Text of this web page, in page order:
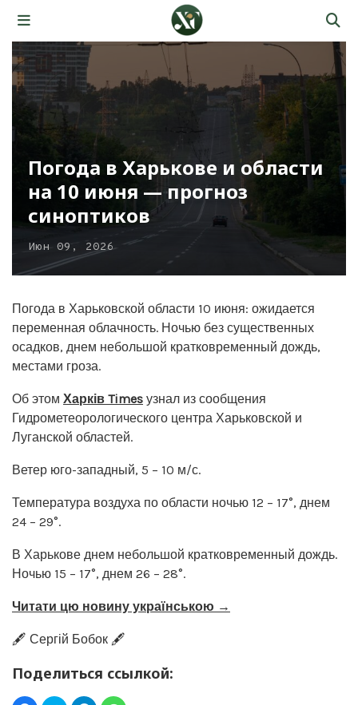
Погода в Харькове и области
на 10 июня — прогноз
синоптиков
Июн 09, 2026
Погода в Харьковской области 10 июня: ожидается
переменная облачность. Ночью без существенных
осадков, днем небольшой кратковременный дождь,
местами гроза.
Об этом Харків Times узнал из сообщения
Гидрометеорологического центра Харьковской и
Луганской областей.
Ветер юго-западный, 5 – 10 м/с.
Температура воздуха по области ночью 12 – 17°, днем
24 – 29°.
В Харькове днем небольшой кратковременный дождь.
Ночью 15 – 17°, днем 26 – 28°.
Читати цю новину українською →
🖋️ Сергій Бобок 🖋️
Поделиться ссылкой: